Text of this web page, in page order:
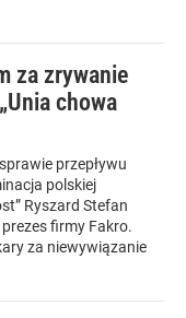
za zrywanie
chowa
przepływu
polskiej
Ryszard Stefan
firmy Fakro.
za niewywiązanie